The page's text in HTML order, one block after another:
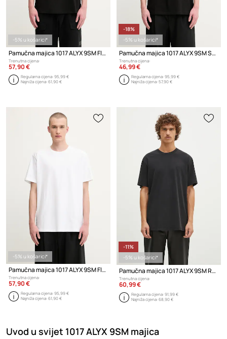
-5% u košarici*
Pamučna majica 1017 ALYX 9SM Flag
Trenutna cijena:
57,90 €
Regularna cijena:95,99 €
Najniža cijena:61,90 €
-18%
-5% u košarici*
Pamučna majica 1017 ALYX 9SM Sneaker print
Trenutna cijena:
46,99 €
Regularna cijena:95,99 €
Najniža cijena:57,90 €
-5% u košarici*
Pamučna majica 1017 ALYX 9SM Flag
Trenutna cijena:
57,90 €
Regularna cijena:95,99 €
Najniža cijena:61,90 €
-11%
-5% u košarici*
Pamučna majica 1017 ALYX 9SM Regular Fit Crewneck Tee
Trenutna cijena:
60,99 €
Regularna cijena:91,99 €
Najniža cijena:68,90 €
Uvod u svijet 1017 ALYX 9SM majica